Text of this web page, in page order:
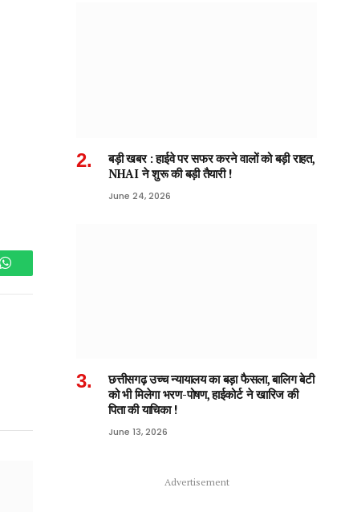
WhatsApp
बड़ी खबर : हाईवे पर सफर करने वालों को बड़ी राहत,
NHAI ने शुरू की बड़ी तैयारी !
June 24, 2026
छत्तीसगढ़ उच्च न्यायालय का बड़ा फैसला, बालिग बेटी
को भी मिलेगा भरण-पोषण, हाईकोर्ट ने खारिज की
पिता की याचिका !
June 13, 2026
Advertisement